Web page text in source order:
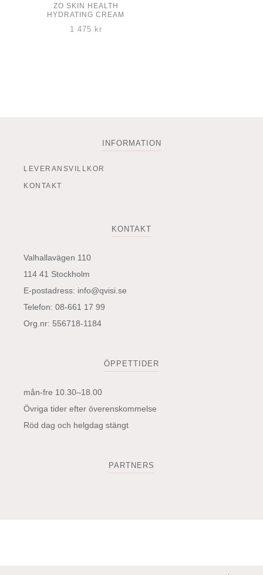
olika
ZO SKIN HEALTH
HYDRATING CREAM
1 475 kr
INFORMATION
LEVERANSVILLKOR
KONTAKT
KONTAKT
Valhallavägen 110
114 41 Stockholm
E-postadress: info@qvisi.se
Telefon: 08-661 17 99
Org.nr: 556718-1184
ÖPPETTIDER
mån-fre 10.30–18.00
Övriga tider efter överenskommelse
Röd dag och helgdag stängt
PARTNERS